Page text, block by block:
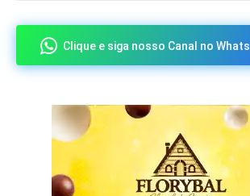
Clique e siga nosso Canal no Whats